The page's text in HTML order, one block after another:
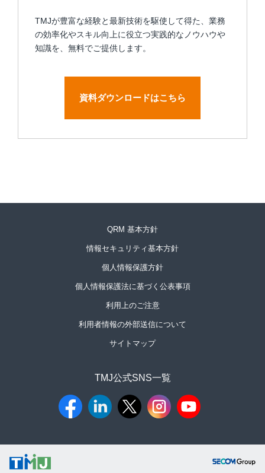
TMJが豊富な経験と最新技術を駆使して得た、業務
の効率化やスキル向上に役立つ実践的なノウハウや
知識を、無料でご提供します。
資料ダウンロードはこちら
QRM 基本方針
情報セキュリティ基本方針
個人情報保護方針
個人情報保護法に基づく公表事項
利用上のご注意
利用者情報の外部送信について
サイトマップ
TMJ公式SNS一覧​